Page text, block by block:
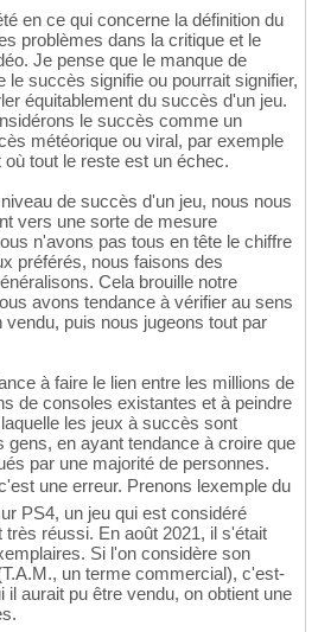
en ce qui concerne la définition du
problèmes dans la critique et le
Je pense que le manque de
le succès signifie ou pourrait signifier,
équitablement du succès d'un jeu.
le succès comme un
météorique ou viral, par exemple
tout le reste est un échec.
de succès d'un jeu, nous nous
vers une sorte de mesure
n'avons pas tous en tête le chiffre
préférés, nous faisons des
Cela brouille notre
avons tendance à vérifier au sens
puis nous jugeons tout par
à faire le lien entre les millions de
de consoles existantes et à peindre
les jeux à succès sont
gens, en ayant tendance à croire que
par une majorité de personnes.
une erreur. Prenons lexemple du
PS4, un jeu qui est considéré
réussi. En août 2021, il s'était
Si l'on considère son
un terme commercial), c'est-
il aurait pu être vendu, on obtient une